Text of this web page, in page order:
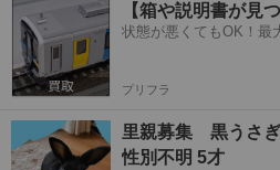
【箱や説明書が見
状態が悪くてもOK！最
プリフラ
里親募集 黒うさぎ
性別不明 5才